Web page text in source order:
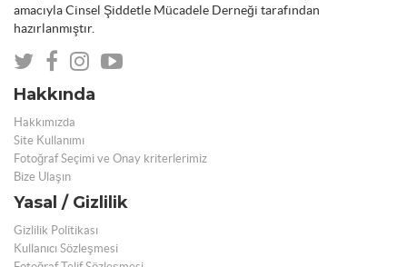
amacıyla Cinsel Şiddetle Mücadele Derneği tarafından
hazırlanmıştır.
Hakkında
Hakkımızda
Site Kullanımı
Fotoğraf Seçimi ve Onay kriterlerimiz
Bize Ulaşın
Yasal / Gizlilik
Gizlilik Politikası
Kullanıcı Sözleşmesi